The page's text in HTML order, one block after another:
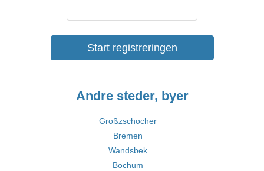
Start registreringen
Andre steder, byer
Großzschocher
Bremen
Wandsbek
Bochum